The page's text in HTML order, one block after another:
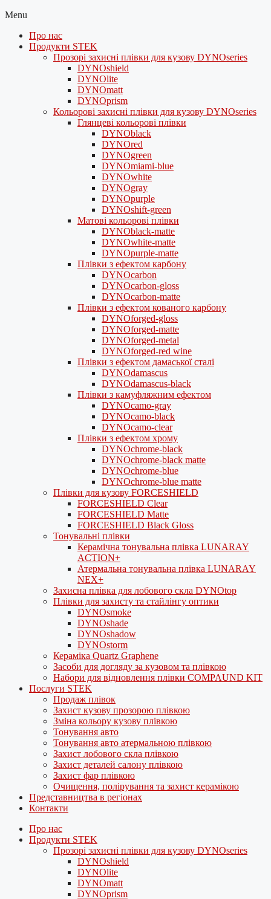
Menu
Про нас
Продукти STEK
Прозорі захисні плівки для кузову DYNOseries
DYNOshield
DYNOlite
DYNOmatt
DYNOprism
Кольорові захисні плівки для кузову DYNOseries
Глянцеві кольорові плівки
DYNOblack
DYNOred
DYNOgreen
DYNOmiami-blue
DYNOwhite
DYNOgray
DYNOpurple
DYNOshift-green
Матові кольорові плівки
DYNOblack-matte
DYNOwhite-matte
DYNOpurple-matte
Плівки з ефектом карбону
DYNOcarbon
DYNOcarbon-gloss
DYNOcarbon-matte
Плівки з ефектом кованого карбону
DYNOforged-gloss
DYNOforged-matte
DYNOforged-metal
DYNOforged-red wine
Плівки з ефектом дамаської сталі
DYNOdamascus
DYNOdamascus-black
Плівки з камуфляжним ефектом
DYNOcamo-gray
DYNOcamo-black
DYNOcamo-clear
Плівки з ефектом хрому
DYNOchrome-black
DYNOchrome-black matte
DYNOchrome-blue
DYNOchrome-blue matte
Плівки для кузову FORCESHIELD
FORCESHIELD Clear
FORCESHIELD Matte
FORCESHIELD Black Gloss
Тонувальні плівки
Керамічна тонувальна плівка LUNARAY
ACTION+
Атермальна тонувальна плівка LUNARAY
NEX+
Захисна плівка для лобового скла DYNOtop
Плівки для захисту та стайлінгу оптики
DYNOsmoke
DYNOshade
DYNOshadow
DYNOstorm
Кераміка Quartz Graphene
Засоби для догляду за кузовом та плівкою
Набори для відновлення плівки COMPAUND KIT
Послуги STEK
Продаж плівок
Захист кузову прозорою плівкою
Зміна кольору кузову плівкою
Тонування авто
Тонування авто атермальною плівкою
Захист лобового скла плівкою
Захист деталей салону плівкою
Захист фар плівкою
Очищення, полірування та захист керамікою
Представництва в регіонах
Контакти
Про нас
Продукти STEK
Прозорі захисні плівки для кузову DYNOseries
DYNOshield
DYNOlite
DYNOmatt
DYNOprism